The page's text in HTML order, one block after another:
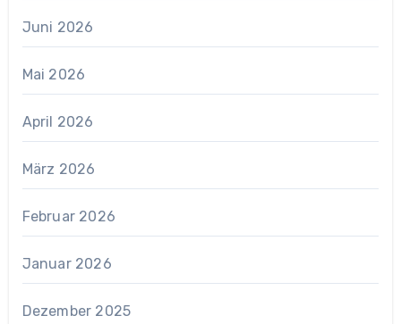
Juni 2026
Mai 2026
April 2026
März 2026
Februar 2026
Januar 2026
Dezember 2025